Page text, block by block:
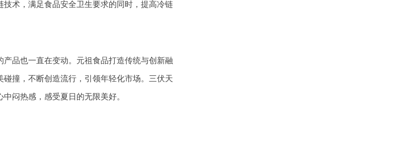
术，满足食品安全卫生要求的同时，提高冷链
品也一直在变动。元祖食品打造传统与创新融
撞，不断创造流行，引领年轻化市场。三伏天
闷热感，感受夏日的无限美好。